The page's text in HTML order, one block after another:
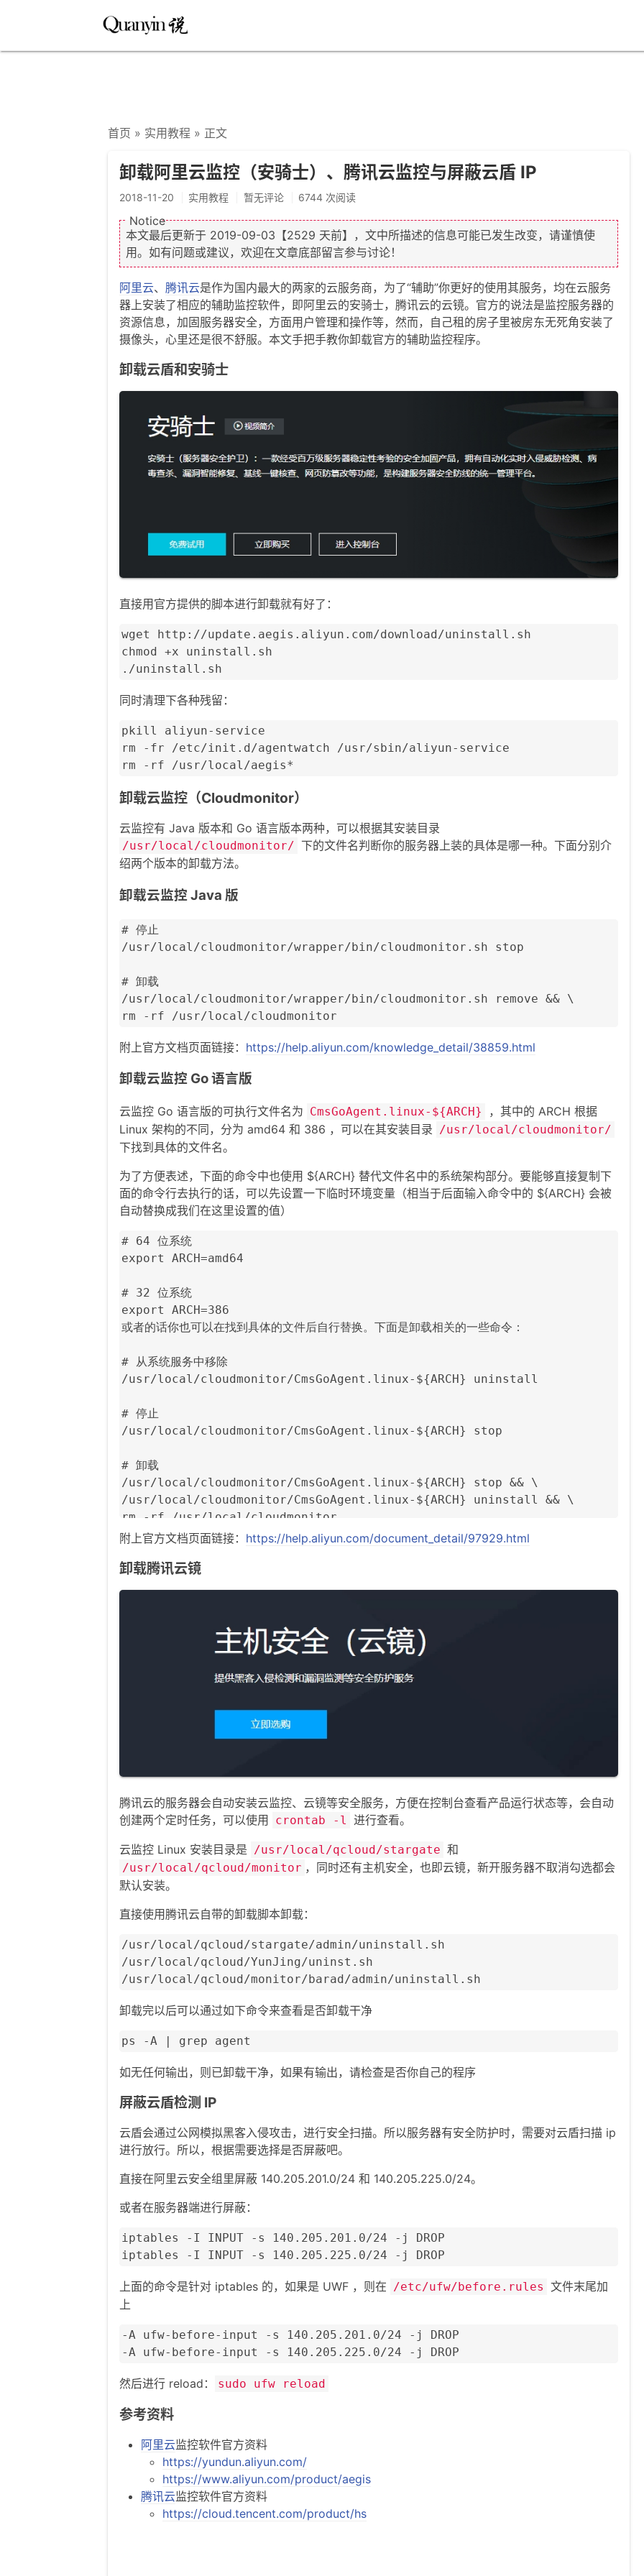
首页 » 实用教程 » 正文
卸载阿里云监控（安骑士）、腾讯云监控与屏蔽云盾 IP
2018-11-20 实用教程 暂无评论 6744 次阅读
本文最后更新于 2019-09-03 【2529 天前】，文中所描述的信息可能已发生改变，请谨慎使
用。如有问题或建议，欢迎在文章底部留言参与讨论！
阿里云、 腾讯云是作为国内最大的两家的云服务商，为了“辅助”你更好的使用其服务，均在云服务
器上安装了相应的辅助监控软件，即阿里云的安骑士，腾讯云的云镜。官方的说法是监控服务器的
资源信息，加固服务器安全，方面用户管理和操作等，然而，自己租的房子里被房东无死角安装了
摄像头，心里还是很不舒服。本文手把手教你卸载官方的辅助监控程序。
卸载云盾和安骑士
直接用官方提供的脚本进行卸载就有好了：
wget http://update.aegis.aliyun.com/download/uninstall.sh
chmod +x uninstall.sh
./uninstall.sh
同时清理下各种残留：
pkill aliyun-service
rm -fr /etc/init.d/agentwatch /usr/sbin/aliyun-service
rm -rf /usr/local/aegis*
卸载云监控（Cloudmonitor）
云监控有 Java 版本和 Go 语言版本两种，可以根据其安装目录
/usr/local/cloudmonitor/ 下的文件名判断你的服务器上装的具体是哪一种。下面分别介
绍两个版本的卸载方法。
卸载云监控 Java 版
# 停止
/usr/local/cloudmonitor/wrapper/bin/cloudmonitor.sh stop
# 卸载
/usr/local/cloudmonitor/wrapper/bin/cloudmonitor.sh remove && \
rm -rf /usr/local/cloudmonitor
附上官方文档页面链接： https://help.aliyun.com/knowledge_detail/38859.html
卸载云监控 Go 语言版
云监控 Go 语言版的可执行文件名为 CmsGoAgent.linux-${ARCH}
，其中的 ARCH 根据
Linux 架构的不同，分为 amd64 和 386 ，可以在其安装目录 /usr/local/cloudmonitor/
下找到具体的文件名。
为了方便表述，下面的命令中也使用 ${ARCH} 替代文件名中的系统架构部分。要能够直接复制下
面的命令行去执行的话，可以先设置一下临时环境变量（相当于后面输入命令中的 ${ARCH} 会被
自动替换成我们在这里设置的值）
# 64 位系统
export ARCH=amd64
# 32 位系统
export ARCH=386
或者的话你也可以在找到具体的文件后自行替换。下面是卸载相关的一些命令：
# 从系统服务中移除
/usr/local/cloudmonitor/CmsGoAgent.linux-${ARCH} uninstall
# 停止
/usr/local/cloudmonitor/CmsGoAgent.linux-${ARCH} stop
# 卸载
/usr/local/cloudmonitor/CmsGoAgent.linux-${ARCH} stop && \
/usr/local/cloudmonitor/CmsGoAgent.linux-${ARCH} uninstall && \
rm -rf /usr/local/cloudmonitor
附上官方文档页面链接： https://help.aliyun.com/document_detail/97929.html
卸载腾讯云镜
腾讯云的服务器会自动安装云监控、云镜等安全服务，方便在控制台查看产品运行状态等，会自动
创建两个定时任务，可以使用
crontab -l 进行查看。
云监控 Linux 安装目录是 /usr/local/qcloud/stargate 和
/usr/local/qcloud/monitor ，同时还有主机安全，也即云镜，新开服务器不取消勾选都会
默认安装。
直接使用腾讯云自带的卸载脚本卸载：
/usr/local/qcloud/stargate/admin/uninstall.sh
/usr/local/qcloud/YunJing/uninst.sh
/usr/local/qcloud/monitor/barad/admin/uninstall.sh
卸载完以后可以通过如下命令来查看是否卸载干净
ps -A | grep agent
如无任何输出，则已卸载干净，如果有输出，请检查是否你自己的程序
屏蔽云盾检测 IP
云盾会通过公网模拟黑客入侵攻击，进行安全扫描。所以服务器有安全防护时，需要对云盾扫描 ip
进行放行。所以，根据需要选择是否屏蔽吧。
直接在阿里云安全组里屏蔽 140.205.201.0/24 和 140.205.225.0/24。
或者在服务器端进行屏蔽：
iptables -I INPUT -s 140.205.201.0/24 -j DROP
iptables -I INPUT -s 140.205.225.0/24 -j DROP
上面的命令是针对 iptables 的，如果是 UWF ，则在 /etc/ufw/before.rules 文件末尾加
上
-A ufw-before-input -s 140.205.201.0/24 -j DROP
-A ufw-before-input -s 140.205.225.0/24 -j DROP
然后进行 reload： sudo ufw reload
参考资料
阿里云监控软件官方资料
https://yundun.aliyun.com/
https://www.aliyun.com/product/aegis
腾讯云监控软件官方资料
https://cloud.tencent.com/product/hs